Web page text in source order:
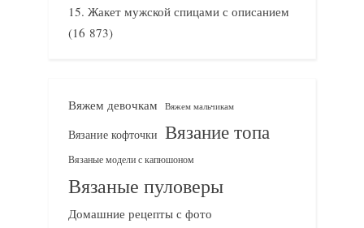
Жакет мужской спицами с описанием
(16 873)
Вяжем девочкам Вяжем мальчикам
Вязание кофточки Вязание топа
Вязаные модели с капюшоном
Вязаные пуловеры
Домашние рецепты с фото